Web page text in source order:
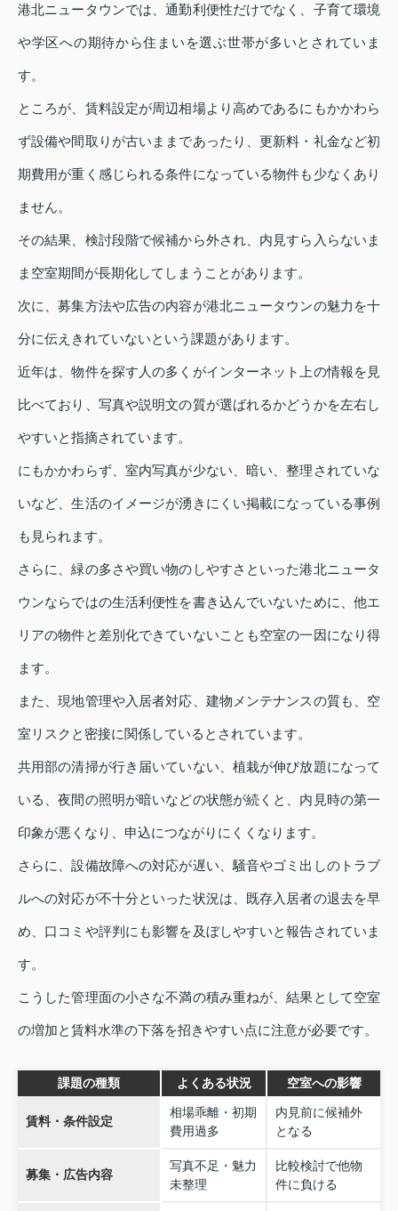
港北ニュータウンでは、通勤利便性だけでなく、子育て環境
や学区への期待から住まいを選ぶ世帯が多いとされていま
す。
ところが、賃料設定が周辺相場より高めであるにもかかわら
ず設備や間取りが古いままであったり、更新料・礼金など初
期費用が重く感じられる条件になっている物件も少なくあり
ません。
その結果、検討段階で候補から外され、内見すら入らないま
ま空室期間が長期化してしまうことがあります。
次に、募集方法や広告の内容が港北ニュータウンの魅力を十
分に伝えきれていないという課題があります。
近年は、物件を探す人の多くがインターネット上の情報を見
比べており、写真や説明文の質が選ばれるかどうかを左右し
やすいと指摘されています。
にもかかわらず、室内写真が少ない、暗い、整理されていな
いなど、生活のイメージが湧きにくい掲載になっている事例
も見られます。
さらに、緑の多さや買い物のしやすさといった港北ニュータ
ウンならではの生活利便性を書き込んでいないために、他エ
リアの物件と差別化できていないことも空室の一因になり得
ます。
また、現地管理や入居者対応、建物メンテナンスの質も、空
室リスクと密接に関係しているとされています。
共用部の清掃が行き届いていない、植栽が伸び放題になって
いる、夜間の照明が暗いなどの状態が続くと、内見時の第一
印象が悪くなり、申込につながりにくくなります。
さらに、設備故障への対応が遅い、騒音やゴミ出しのトラブ
ルへの対応が不十分といった状況は、既存入居者の退去を早
め、口コミや評判にも影響を及ぼしやすいと報告されていま
す。
こうした管理面の小さな不満の積み重ねが、結果として空室
の増加と賃料水準の下落を招きやすい点に注意が必要です。
課題の種類 よくある状況 空室への影響
賃料・条件設定
相場乖離・初期
費用過多
内見前に候補外
となる
募集・広告内容
写真不足・魅力
未整理
比較検討で他物
件に負ける